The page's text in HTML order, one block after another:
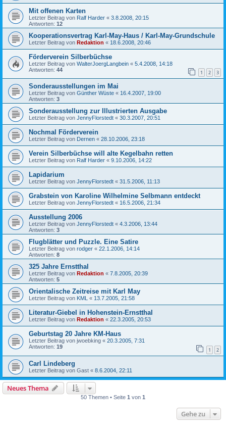
Mit offenen Karten
Letzter Beitrag von Ralf Harder « 3.8.2008, 20:15
Antworten: 12
Kooperationsvertrag Karl-May-Haus / Karl-May-Grundschule
Letzter Beitrag von Redaktion « 18.6.2008, 20:46
Förderverein Silberbüchse
Letzter Beitrag von WalterJoergLangbein « 5.4.2008, 14:18
Antworten: 44 1 2 3
Sonderausstellungen im Mai
Letzter Beitrag von Günther Wüste « 16.4.2007, 19:00
Antworten: 3
Sonderausstellung zur Illustrierten Ausgabe
Letzter Beitrag von JennyFlorstedt « 30.3.2007, 20:51
Nochmal Förderverein
Letzter Beitrag von Dernen « 28.10.2006, 23:18
Verein Silberbüchse will alte Kegelbahn retten
Letzter Beitrag von Ralf Harder « 9.10.2006, 14:22
Lapidarium
Letzter Beitrag von JennyFlorstedt « 31.5.2006, 11:13
Grabstein von Karoline Wilhelmine Selbmann entdeckt
Letzter Beitrag von JennyFlorstedt « 16.5.2006, 21:34
Ausstellung 2006
Letzter Beitrag von JennyFlorstedt « 4.3.2006, 13:44
Antworten: 3
Flugblätter und Puzzle. Eine Satire
Letzter Beitrag von rodger « 22.1.2006, 14:14
Antworten: 8
325 Jahre Ernstthal
Letzter Beitrag von Redaktion « 7.8.2005, 20:39
Antworten: 5
Orientalische Zeitreise mit Karl May
Letzter Beitrag von KML « 13.7.2005, 21:58
Literatur-Giebel in Hohenstein-Ernstthal
Letzter Beitrag von Redaktion « 22.3.2005, 20:53
Geburtstag 20 Jahre KM-Haus
Letzter Beitrag von jwoebking « 20.3.2005, 7:31
Antworten: 19 1 2
Carl Lindeberg
Letzter Beitrag von Gast « 8.6.2004, 22:11
Neues Thema
50 Themen • Seite 1 von 1
Gehe zu